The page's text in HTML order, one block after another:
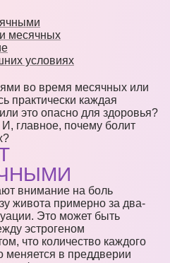
месячных
условиях
во время месячных или
практически каждая
это опасно для здоровья?
главное, почему болит
внимание на боль
живота примерно за два-
Это может быть
эстрогеном
что количество каждого
меняется в преддверии